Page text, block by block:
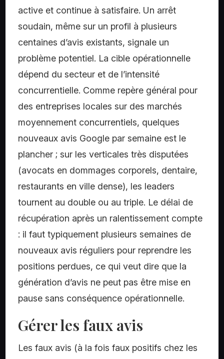
active et continue à satisfaire. Un arrêt
soudain, même sur un profil à plusieurs
centaines d’avis existants, signale un
problème potentiel. La cible opérationnelle
dépend du secteur et de l’intensité
concurrentielle. Comme repère général pour
des entreprises locales sur des marchés
moyennement concurrentiels, quelques
nouveaux avis Google par semaine est le
plancher ; sur les verticales très disputées
(avocats en dommages corporels, dentaire,
restaurants en ville dense), les leaders
tournent au double ou au triple. Le délai de
récupération après un ralentissement compte
: il faut typiquement plusieurs semaines de
nouveaux avis réguliers pour reprendre les
positions perdues, ce qui veut dire que la
génération d’avis ne peut pas être mise en
pause sans conséquence opérationnelle.
Gérer les faux avis
Les faux avis (à la fois faux positifs chez les